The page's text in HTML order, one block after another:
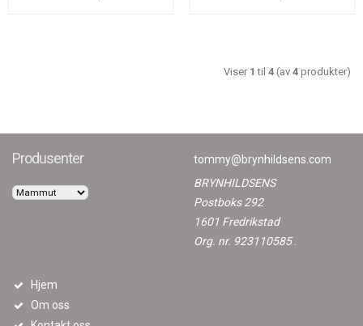
Viser 1 til 4 (av 4 produkter)
Produsenter
tommy@brynhildsens.com
BRYNHILDSENS
Postboks 292
1601 Fredrikstad
Org. nr. 923110585
Hjem
Om oss